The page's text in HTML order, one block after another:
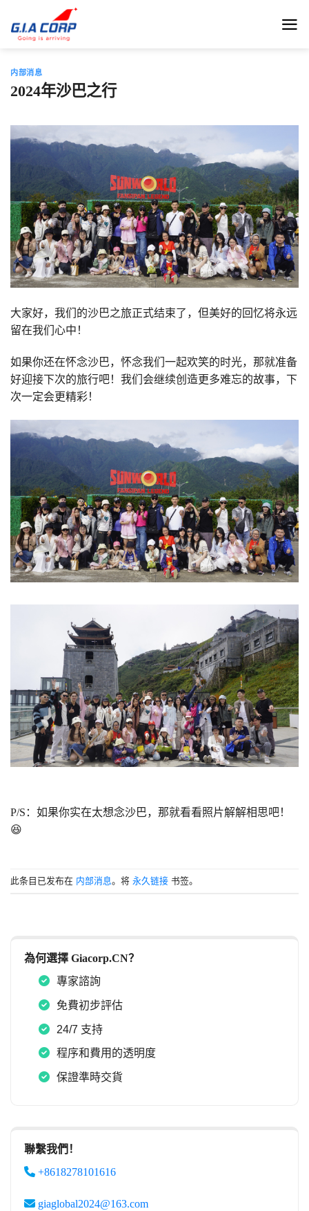
内部消息
2024年沙巴之行
大家好，我们的沙巴之旅正式结束了，但美好的回忆将永远
留在我们心中！
如果你还在怀念沙巴，怀念我们一起欢笑的时光，那就准备
好迎接下次的旅行吧！我们会继续创造更多难忘的故事，下
次一定会更精彩！
P/S：如果你实在太想念沙巴，那就看看照片解解相思吧！
😆
此条目已发布在 内部消息。将 永久链接 书签。
為何選擇 Giacorp.CN？
專家諮詢
免費初步評估
24/7 支持
程序和費用的透明度
保證準時交貨
聯繫我們！
+8618278101616
giaglobal2024@163.com